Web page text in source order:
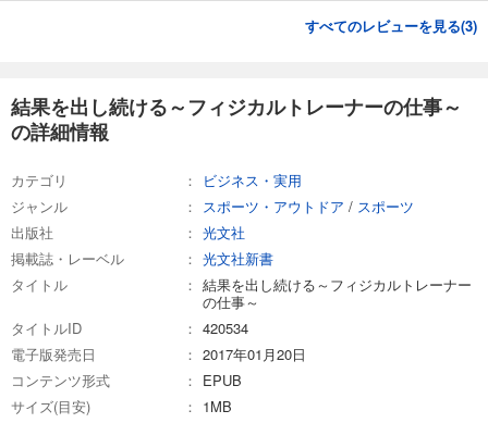
すべてのレビューを見る(3)
結果を出し続ける～フィジカルトレーナーの仕事～
の詳細情報
カテゴリ
ビジネス・実用
ジャンル
スポーツ・アウトドア / スポーツ
出版社
光文社
掲載誌・レーベル
光文社新書
タイトル
結果を出し続ける～フィジカルトレーナー
の仕事～
タイトルID
420534
電子版発売日
2017年01月20日
コンテンツ形式
EPUB
サイズ(目安)
1MB